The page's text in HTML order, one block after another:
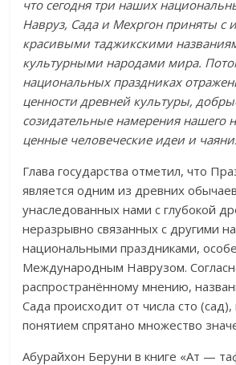
что сегодня три наших
Навруз, Сада и Мехргон приняты с
красивыми таджикскими
культурными народами мира.
национальных праздниках
ценности древней культуры,
созидательные намерения нашего
ценные человеческие идеи и
Глава государства отметил, что
является одним из древних
унаследованных нами с глубокой
неразрывно связанных с другими
национальными праздниками,
Международным Наврузом.
распространённому мнению,
Сада происходит от числа сто
понятием спрятано множество
Абурайхон Беруни в книге «Ат —